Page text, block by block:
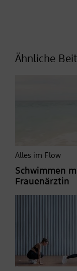
Ähnliche
Alles im Flow
Schwimmen
Frauenärztin